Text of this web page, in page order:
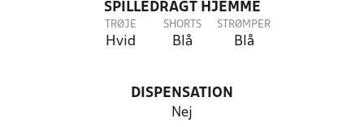
SPILLEDRAGT HJEMME
TRØJE
Hvid
SHORTS
Blå
STRØMPER
Blå
DISPENSATION
Nej